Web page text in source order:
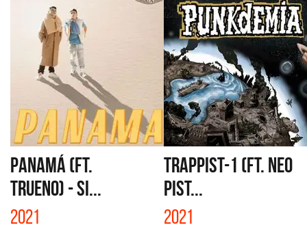
PANAMÁ (FT.
TRUENO) - SI...
2021
TRAPPIST-1 (FT. NEO
PIST...
2021